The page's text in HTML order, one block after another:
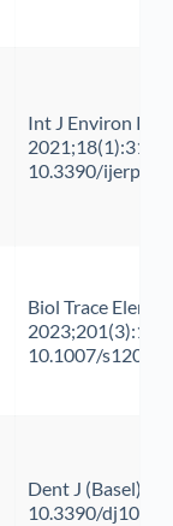
Int J Environ
2021;18(1):317.
10.3390/
Biol Trace Elem
10.1007/
Dent J (Basel).
10.3390/